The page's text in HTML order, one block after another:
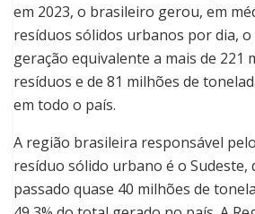
em 2023, o brasileiro gerou, em
resíduos sólidos urbanos por dia, o
geração equivalente a mais de 221
resíduos e de 81 milhões de
em todo o país.
A região brasileira responsável
resíduo sólido urbano é o Sudeste,
passado quase 40 milhões de